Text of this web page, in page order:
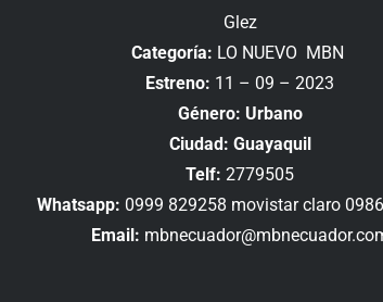
Glez
Categoría: LO NUEVO MBN
Estreno: 11 – 09 – 2023
Género: Urbano
Ciudad: Guayaquil
Telf: 2779505
Whatsapp: 0999 829258 movistar claro
Email: